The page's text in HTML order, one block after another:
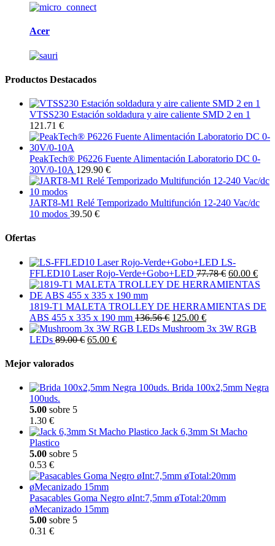
Acer
Productos Destacados
VTSS230 Estación soldadura y aire caliente SMD 2 en 1
121.71 €
PeakTech® P6226 Fuente Alimentación Laboratorio DC 0-
30V/0-10A 129.90 €
JART8-M1 Relé Temporizado Multifunción 12-240 Vac/dc
10 modos 39.50 €
Ofertas
LS-
FFLED10 Laser Rojo-Verde+Gobo+LED 77.78 € 60.00 €
1819-T1 MALETA TROLLEY DE HERRAMIENTAS DE
ABS 455 x 335 x 190 mm 136.56 € 125.00 €
Mushroom 3x 3W RGB
LEDs 89.00 € 65.00 €
Mejor valorados
Brida 100x2,5mm Negra
100uds.
5.00 sobre 5
1.30 €
Jack 6,3mm St Macho
Plastico
5.00 sobre 5
0.53 €
Pasacables Goma Negro øInt:7,5mm øTotal:20mm
øMecanizado 15mm
5.00 sobre 5
0.31 €